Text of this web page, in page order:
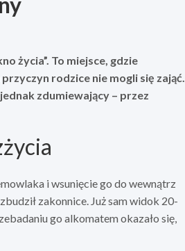
życia”. To miejsce, gdzie
rodzice nie mogli się zająć.
zdumiewający – przez
i wsunięcie go do wewnątrz
zakonnice. Już sam widok 20-
go alkomatem okazało się,